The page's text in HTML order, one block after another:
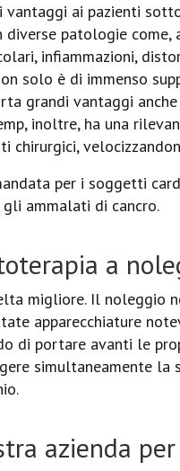
ai pazienti
patologie come,
infiammazioni,
solo è di immenso
grandi vantaggi
inoltre, ha una
per i soggetti
gli ammalati di cancro.
a
migliore. Il noleggio
apparecchiature
di portare avanti le
simultaneamente la
azienda